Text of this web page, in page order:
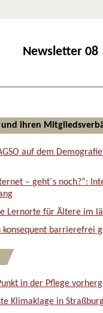
Newsletter 08
und ihren
auf dem
– geht´s noch?“:
Lernorte für Ältere im
konsequent barrierefrei
in der Pflege
Klimaklage in